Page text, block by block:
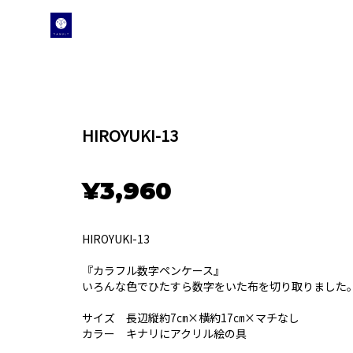
HIROYUKI-13
¥3,960
HIROYUKI-13
『カラフル数字ペンケース』
いろんな色でひたすら数字をいた布を切り取りました。
サイズ 長辺縦約7㎝×横約17㎝×マチなし
カラー キナリにアクリル絵の具